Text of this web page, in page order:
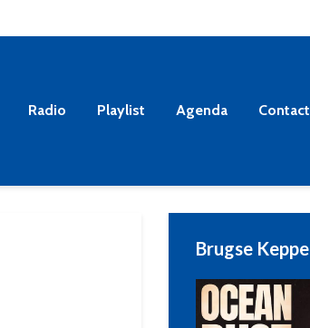
Radio Playlist Agenda Contact
Brugse Keppe